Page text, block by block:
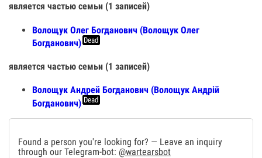
является частью семьи (1 записей)
Волощук Олег Богданович (Волощук Олег
Богданович) Dead
является частью семьи (1 записей)
Волощук Андрей Богданович (Волощук Андрій
Богданович) Dead
Found a person you're looking for? — Leave an inquiry
through our Telegram-bot: @wartearsbot